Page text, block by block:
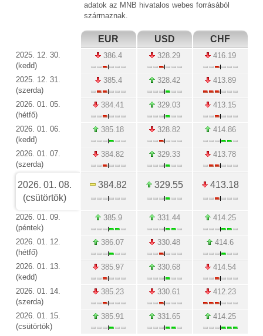
adatok az MNB hivatalos webes forrásából
származnak.
EUR USD CHF
2025. 12. 30.
(kedd)
386.4 328.29 416.19
2025. 12. 31.
(szerda)
385.4 328.42 413.89
2026. 01. 05.
(hétfő)
384.41 329.03 413.15
2026. 01. 06.
(kedd)
385.18 328.82 414.86
2026. 01. 07.
(szerda)
384.82 329.33 413.78
2026. 01. 08.
(csütörtök)
384.82 329.55 413.18
2026. 01. 09.
(péntek)
385.9 331.44 414.25
2026. 01. 12.
(hétfő)
386.07 330.48 414.6
2026. 01. 13.
(kedd)
385.97 330.68 414.54
2026. 01. 14.
(szerda)
385.23 330.61 412.23
2026. 01. 15.
(csütörtök)
385.91 331.65 414.25